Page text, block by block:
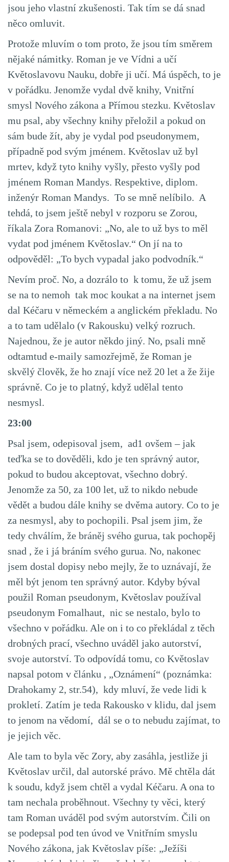
jsou jeho vlastní zkušenosti. Tak tím se dá snad
něco omluvit.
Protože mluvím o tom proto, že jsou tím směrem
nějaké námitky. Roman je ve Vídni a učí
Květoslavovu Nauku, dobře ji učí. Má úspěch, to je
v pořádku. Jenomže vydal dvě knihy, Vnitřní
smysl Nového zákona a Přímou stezku. Květoslav
mu psal, aby všechny knihy přeložil a pokud on
sám bude žít, aby je vydal pod pseudonymem,
případně pod svým jménem. Květoslav už byl
mrtev, když tyto knihy vyšly, přesto vyšly pod
jménem Roman Mandys. Respektive, diplom.
inženýr Roman Mandys. To se mně nelíbilo. A
tehdá, to jsem ještě nebyl v rozporu se Zorou,
říkala Zora Romanovi: „No, ale to už bys to měl
vydat pod jménem Květoslav.“ On jí na to
odpověděl: „To bych vypadal jako podvodník.“
Nevím proč. No, a dozrálo to k tomu, že už jsem
se na to nemoh tak moc koukat a na internet jsem
dal Kéčaru v německém a anglickém překladu. No
a to tam udělalo (v Rakousku) velký rozruch.
Najednou, že je autor někdo jiný. No, psali mně
odtamtud e-maily samozřejmě, že Roman je
skvělý člověk, že ho znají více než 20 let a že žije
správně. Co je to platný, když udělal tento
nesmysl.
23:00
Psal jsem, odepisoval jsem, ad1 ovšem – jak
teďka se to dověděli, kdo je ten správný autor,
pokud to budou akceptovat, všechno dobrý.
Jenomže za 50, za 100 let, už to nikdo nebude
vědět a budou dále knihy se dvěma autory. Co to je
za nesmysl, aby to pochopili. Psal jsem jim, že
tedy chválím, že bráněj svého gurua, tak pochopěj
snad , že i já bráním svého gurua. No, nakonec
jsem dostal dopisy nebo mejly, že to uznávají, že
měl být jenom ten správný autor. Kdyby býval
použil Roman pseudonym, Květoslav používal
pseudonym Fomalhaut, nic se nestalo, bylo to
všechno v pořádku. Ale on i to co překládal z těch
drobných prací, všechno uváděl jako autorství,
svoje autorství. To odpovídá tomu, co Květoslav
napsal potom v článku , „Oznámení“ (poznámka:
Drahokamy 2, str.54), kdy mluví, že vede lidi k
prokletí. Zatím je teda Rakousko v klidu, dal jsem
to jenom na vědomí, dál se o to nebudu zajímat, to
je jejich věc.
Ale tam to byla věc Zory, aby zasáhla, jestliže ji
Květoslav určil, dal autorské právo. Mě chtěla dát
k soudu, když jsem chtěl a vydal Kéčaru. A ona to
tam nechala proběhnout. Všechny ty věci, který
tam Roman uváděl pod svým autorstvím. Čili on
se podepsal pod ten úvod ve Vnitřním smyslu
Nového zákona, jak Květoslav píše: „Ježíši